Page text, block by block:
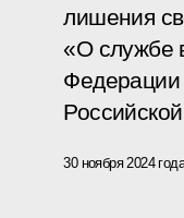
лишения
«О службе
Федерации
30 ноября 2024 года